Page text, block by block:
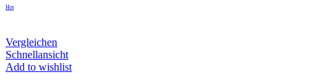
Hot
Vergleichen
Schnellansicht
Add to wishlist